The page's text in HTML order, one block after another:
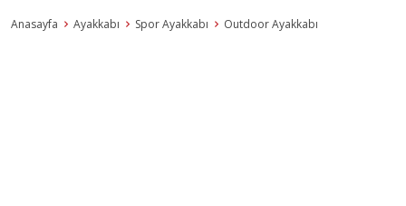
Anasayfa Ayakkabı Spor Ayakkabı Outdoor Ayakkabı